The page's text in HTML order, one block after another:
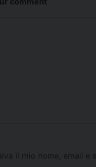
il mio nome, email e